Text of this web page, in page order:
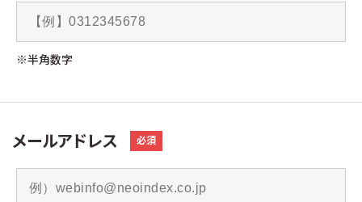
※半角数字
メールアドレス 必須